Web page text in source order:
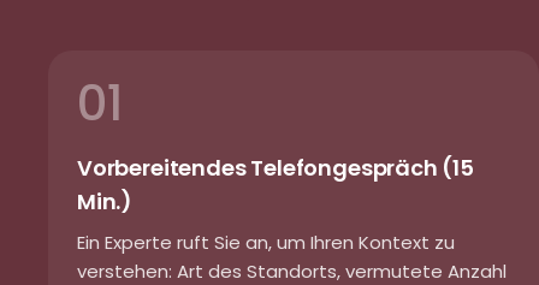
01
Vorbereitendes Telefongespräch (15
Min.)
Ein Experte ruft Sie an, um Ihren Kontext zu
verstehen: Art des Standorts, vermutete Anzahl